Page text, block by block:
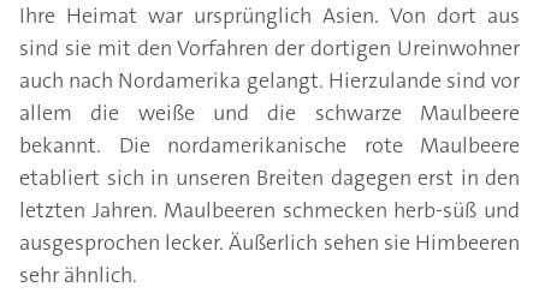
Ihre Heimat war ursprünglich Asien. Von dort aus
sind sie mit den Vorfahren der dortigen Ureinwohner
auch nach Nordamerika gelangt. Hierzulande sind vor
allem die weiße und die schwarze Maulbeere
bekannt. Die nordamerikanische rote Maulbeere
etabliert sich in unseren Breiten dagegen erst in den
letzten Jahren. Maulbeeren schmecken herb-süß und
ausgesprochen lecker. Äußerlich sehen sie Himbeeren
sehr ähnlich.